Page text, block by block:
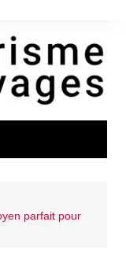
parfait pour